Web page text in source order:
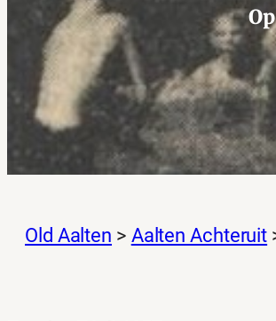
Old Aalten > Aalten Achteruit